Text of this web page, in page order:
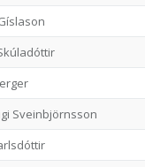
Sveinbjörnsson